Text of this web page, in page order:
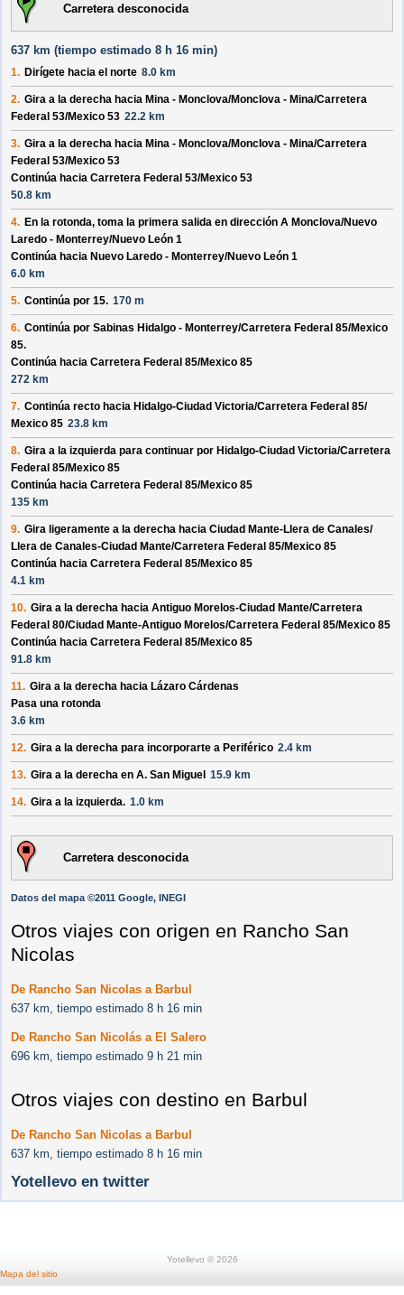
Carretera desconocida
637 km (tiempo estimado 8 h 16 min)
1. Dirígete hacia el norte 8.0 km
2. Gira a la derecha hacia Mina - Monclova/Monclova - Mina/Carretera
Federal 53/Mexico 53 22.2 km
3. Gira a la derecha hacia Mina - Monclova/Monclova - Mina/Carretera
Federal 53/Mexico 53
Continúa hacia Carretera Federal 53/Mexico 53
50.8 km
4. En la rotonda, toma la primera salida en dirección A Monclova/Nuevo
Laredo - Monterrey/Nuevo León 1
Continúa hacia Nuevo Laredo - Monterrey/Nuevo León 1
6.0 km
5. Continúa por 15. 170 m
6. Continúa por Sabinas Hidalgo - Monterrey/Carretera Federal 85/Mexico
85.
Continúa hacia Carretera Federal 85/Mexico 85
272 km
7. Continúa recto hacia Hidalgo-Ciudad Victoria/Carretera Federal 85/
Mexico 85 23.8 km
8. Gira a la izquierda para continuar por Hidalgo-Ciudad Victoria/Carretera
Federal 85/Mexico 85
Continúa hacia Carretera Federal 85/Mexico 85
135 km
9. Gira ligeramente a la derecha hacia Ciudad Mante-Llera de Canales/
Llera de Canales-Ciudad Mante/Carretera Federal 85/Mexico 85
Continúa hacia Carretera Federal 85/Mexico 85
4.1 km
10. Gira a la derecha hacia Antiguo Morelos-Ciudad Mante/Carretera
Federal 80/Ciudad Mante-Antiguo Morelos/Carretera Federal 85/Mexico 85
Continúa hacia Carretera Federal 85/Mexico 85
91.8 km
11. Gira a la derecha hacia Lázaro Cárdenas
Pasa una rotonda
3.6 km
12. Gira a la derecha para incorporarte a Periférico 2.4 km
13. Gira a la derecha en A. San Miguel 15.9 km
14. Gira a la izquierda. 1.0 km
Carretera desconocida
Datos del mapa ©2011 Google, INEGI
Otros viajes con origen en Rancho San
Nicolas
De Rancho San Nicolas a Barbul
637 km, tiempo estimado 8 h 16 min
De Rancho San Nicolás a El Salero
696 km, tiempo estimado 9 h 21 min
Otros viajes con destino en Barbul
De Rancho San Nicolas a Barbul
637 km, tiempo estimado 8 h 16 min
Yotellevo en twitter
Yotellevo © 2026
Mapa del sitio